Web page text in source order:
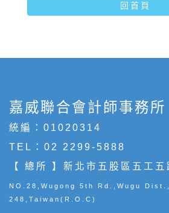
回首頁
嘉威聯合會計師事務所
統編：01020314
TEL： 02 2299-5888
【 總所 】新北市五股區五工五
NO.28,Wugong 5th Rd.,Wugu
248,Taiwan(R.O.C)